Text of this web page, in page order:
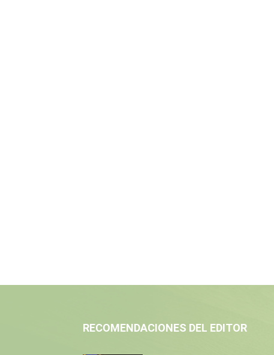
RECOMENDACIONES DEL EDITOR